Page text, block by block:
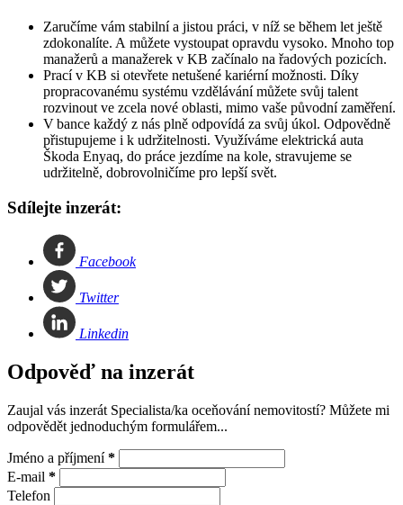
Zaručíme vám stabilní a jistou práci, v níž se během let ještě
zdokonalíte. A můžete vystoupat opravdu vysoko. Mnoho top
manažerů a manažerek v KB začínalo na řadových pozicích.
Prací v KB si otevřete netušené kariérní možnosti. Díky
propracovanému systému vzdělávání můžete svůj talent
rozvinout ve zcela nové oblasti, mimo vaše původní zaměření.
V bance každý z nás plně odpovídá za svůj úkol. Odpovědně
přistupujeme i k udržitelnosti. Využíváme elektrická auta
Škoda Enyaq, do práce jezdíme na kole, stravujeme se
udržitelně, dobrovolničíme pro lepší svět.
Sdílejte inzerát:
Facebook
Twitter
Linkedin
Odpověď na inzerát
Zaujal vás inzerát Specialista/ka oceňování nemovitostí? Můžete mi
odpovědět jednoduchým formulářem...
Jméno a příjmení*
E-mail *
Telefon